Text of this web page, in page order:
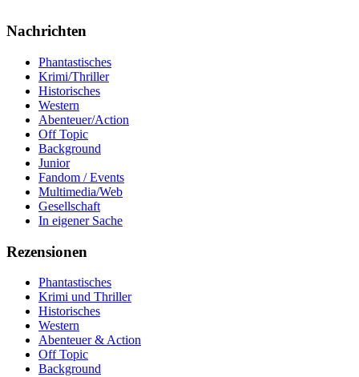
Nachrichten
Phantastisches
Krimi/Thriller
Historisches
Western
Abenteuer/Action
Off Topic
Background
Junior
Fandom / Events
Multimedia/Web
Gesellschaft
In eigener Sache
Rezensionen
Phantastisches
Krimi und Thriller
Historisches
Western
Abenteuer & Action
Off Topic
Background